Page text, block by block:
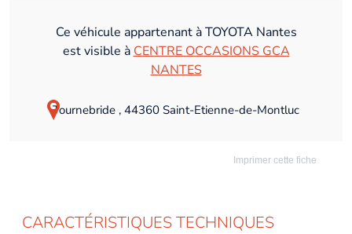
Ce véhicule appartenant à TOYOTA Nantes
est visible à CENTRE OCCASIONS GCA
NANTES
Tournebride , 44360 Saint-Etienne-de-Montluc
Imprimer cette fiche
CARACTÉRISTIQUES TECHNIQUES